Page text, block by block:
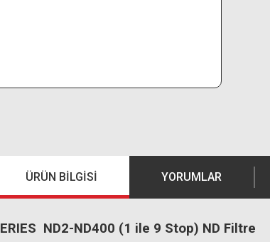
ÜRÜN BILGISI YORUMLAR
ND2-ND400 (1 ile 9 Stop) ND Filtre